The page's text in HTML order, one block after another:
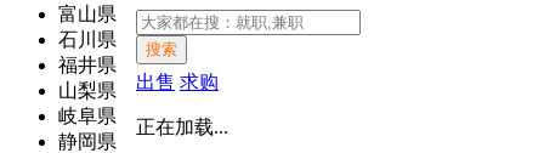
富山県
石川県
福井県
山梨県
岐阜県
静岡県
搜索
出售 求购
正在加载...